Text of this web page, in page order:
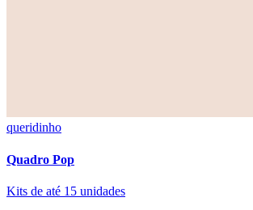
queridinho
Quadro Pop
Kits de até 15 unidades